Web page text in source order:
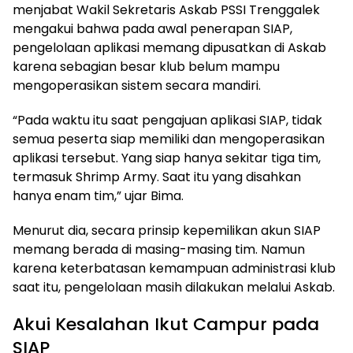
menjabat Wakil Sekretaris Askab PSSI Trenggalek
mengakui bahwa pada awal penerapan SIAP,
pengelolaan aplikasi memang dipusatkan di Askab
karena sebagian besar klub belum mampu
mengoperasikan sistem secara mandiri.
“Pada waktu itu saat pengajuan aplikasi SIAP, tidak
semua peserta siap memiliki dan mengoperasikan
aplikasi tersebut. Yang siap hanya sekitar tiga tim,
termasuk Shrimp Army. Saat itu yang disahkan
hanya enam tim,” ujar Bima.
Menurut dia, secara prinsip kepemilikan akun SIAP
memang berada di masing-masing tim. Namun
karena keterbatasan kemampuan administrasi klub
saat itu, pengelolaan masih dilakukan melalui Askab.
Akui Kesalahan Ikut Campur pada
SIAP